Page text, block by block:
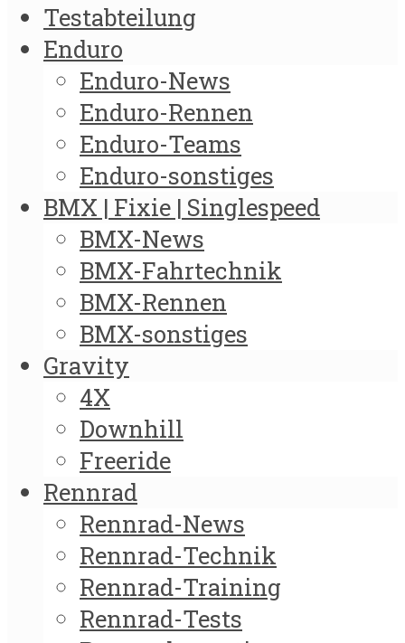
Testabteilung
Enduro
Enduro-News
Enduro-Rennen
Enduro-Teams
Enduro-sonstiges
BMX | Fixie | Singlespeed
BMX-News
BMX-Fahrtechnik
BMX-Rennen
BMX-sonstiges
Gravity
4X
Downhill
Freeride
Rennrad
Rennrad-News
Rennrad-Technik
Rennrad-Training
Rennrad-Tests